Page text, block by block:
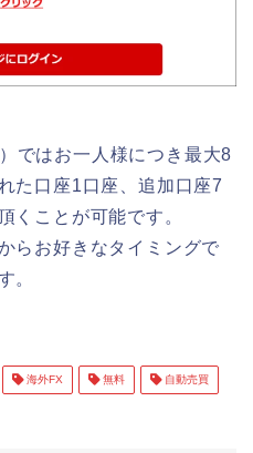
ではお一人様につき最大8
た口座1口座、追加口座7
くことが可能です。
らお好きなタイミングで
。
海外FX 無料 自動売買